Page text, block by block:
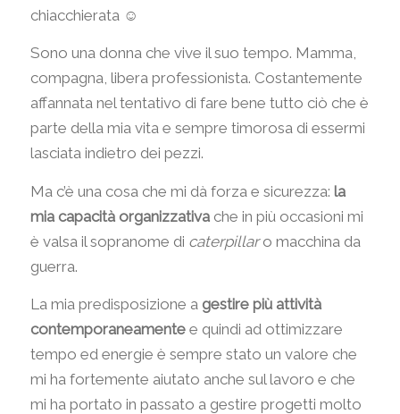
chiacchierata ☺
Sono una donna che vive il suo tempo. Mamma,
compagna, libera professionista. Costantemente
affannata nel tentativo di fare bene tutto ciò che è
parte della mia vita e sempre timorosa di essermi
lasciata indietro dei pezzi.
Ma c’è una cosa che mi dà forza e sicurezza: la
mia capacità organizzativache in più occasioni mi
è valsa il sopranome di caterpillaro macchina da
guerra.
La mia predisposizione a gestire più attività
contemporaneamentee quindi ad ottimizzare
tempo ed energie è sempre stato un valore che
mi ha fortemente aiutato anche sul lavoro e che
mi ha portato in passato a gestire progetti molto